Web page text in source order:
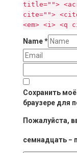
title="">
cite="">
<em> <i> <q
Name*
Сохранить
браузере для
Пожалуйста,
семнадцать −